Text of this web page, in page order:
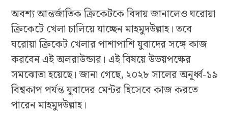
অবশ্য আন্তর্জাতিক ক্রিকেটকে বিদায় জানালেও ঘরোয়া
ক্রিকেটে খেলা চালিয়ে যাচ্ছেন মাহমুদউল্লাহ। তবে
ঘরোয়া ক্রিকেট খেলার পাশাপাশি যুবাদের সঙ্গে কাজ
করবেন এই অলরাউন্ডার। এই বিষয়ে উভয়পক্ষের
সমঝোতা হয়েছে। জানা গেছে, ২০২৮ সালের অনূর্ধ্ব-১৯
বিশ্বকাপ পর্যন্ত যুবাদের মেন্টর হিসেবে কাজ করতে
পারেন মাহমুদউল্লাহ।